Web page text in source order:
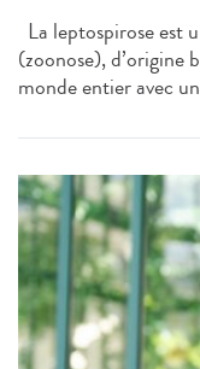
La leptospirose est
(zoonose), d’origine
monde entier avec